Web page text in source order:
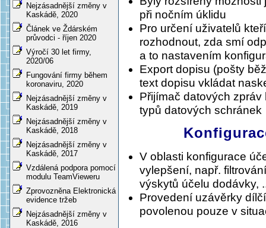
Nejzásadnější změny v
Kaskádě, 2020
Článek ve Ždárském
průvodci - říjen 2020
Výročí 30 let firmy,
2020/06
Fungování firmy během
koronaviru, 2020
Nejzásadnější změny v
Kaskádě, 2019
Nejzásadnější změny v
Kaskádě, 2018
Nejzásadnější změny v
Kaskádě, 2017
Vzdálená podpora pomocí
modulu TeamVieweru
Zprovozněna Elektronická
evidence tržeb
Nejzásadnější změny v
Kaskádě, 2016
při nočním úklidu
Pro určení uživatelů
rozhodnout, zda smí
a to nastavením
Export dopisu (pošty
text dopisu vkládat
Přijímač datových
typů datových schránek
V oblasti konfigurace
vylepšení, např.
výskytů účelu dodávky,
Provedení uzávěrky
povolenou pouze v